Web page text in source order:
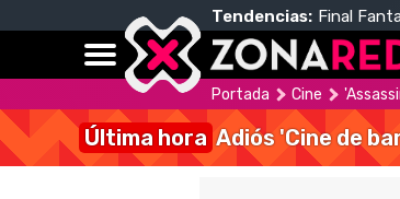
Tendencias: Final
Portada Cine
Última hora Adiós 'Cine de